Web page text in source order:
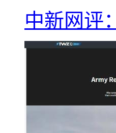
中新网评